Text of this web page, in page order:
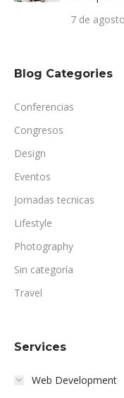
7 de
Blog Categories
Conferencias
Congresos
Design
Eventos
Jornadas tecnicas
Lifestyle
Photography
Sin categoría
Travel
Services
Web Development